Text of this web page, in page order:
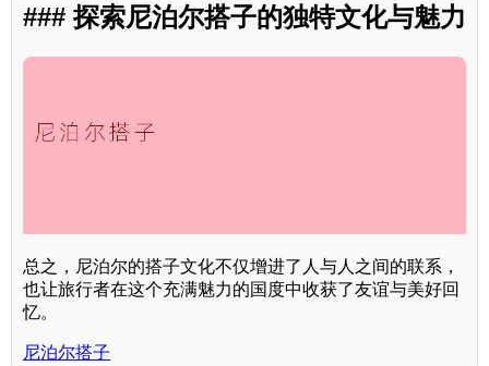
### 探索尼泊尔搭子的独特文化与魅力
总之，尼泊尔的搭子文化不仅增进了人与人之间的联系，
也让旅行者在这个充满魅力的国度中收获了友谊与美好回
忆。
尼泊尔搭子